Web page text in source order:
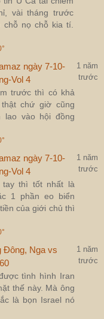
vài tháng trước
chỗ nọ chỗ kia tí.
ngày 7-10-
Vol 4
trước thì có khả
chứ giờ cũng
lao vào hội đồng
1 năm
trước
ngày 7-10-
Vol 4
tay thì tốt nhất là
1 phần eo biển
của giới chủ thì
1 năm
trước
Đông, Nga vs
tình hình Iran
thế này. Mà ông
là bọn Israel nó
1 năm
trước